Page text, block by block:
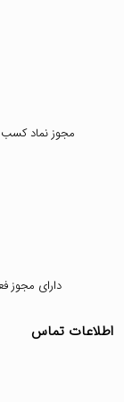
مجوز نماد کسب
دارای مجوز
اطلاعات تماس